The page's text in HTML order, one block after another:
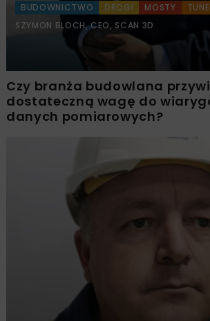
BUDOWNICTWO DROGI MOSTY
SZYMON BLOCH, CEO, SCAN 3D
Czy branża budowlana
dostateczną wagę do
danych pomiarowych?